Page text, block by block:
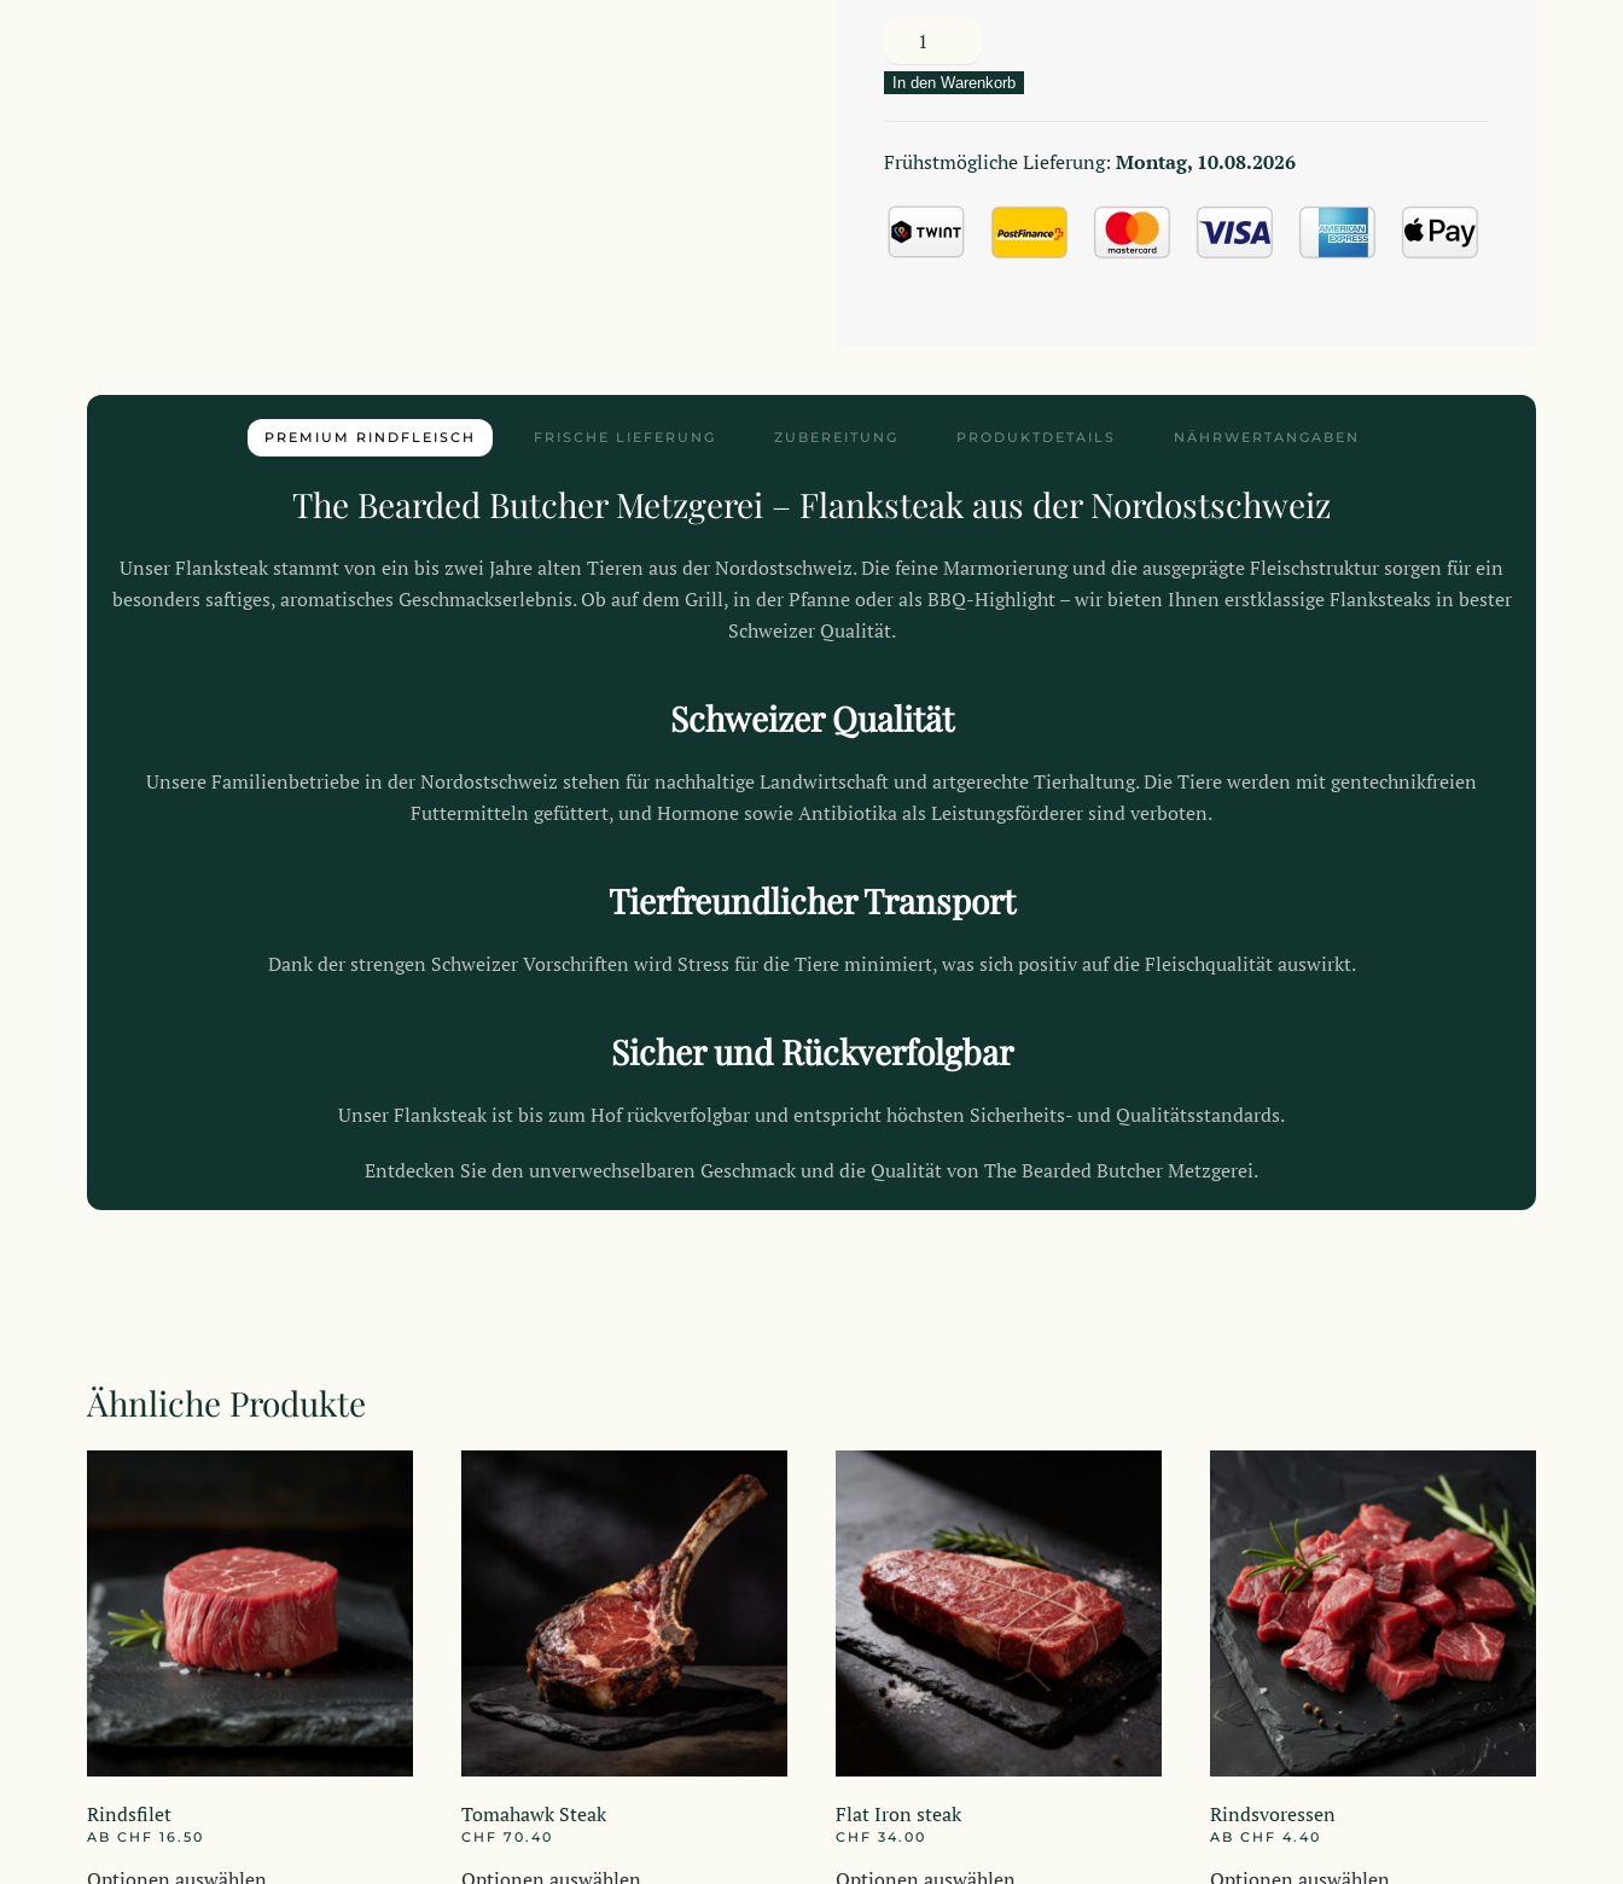
Flanksteaks
In den Warenkorb
Frühstmögliche Lieferung: Montag, 10.08.2026
PREMIUM RINDFLEISCH FRISCHE LIEFERUNG ZUBEREITUNG PRODUKTDETAILS NÄHRWERTANGABEN
The Bearded Butcher Metzgerei – Flanksteak aus der Nordostschweiz
Unser Flanksteak stammt von ein bis zwei Jahre alten Tieren aus der Nordostschweiz. Die feine Marmorierung und die ausgeprägte Fleischstruktur sorgen für ein
besonders saftiges, aromatisches Geschmackserlebnis. Ob auf dem Grill, in der Pfanne oder als BBQ-Highlight – wir bieten Ihnen erstklassige Flanksteaks in bester
Schweizer Qualität.
Schweizer Qualität
Unsere Familienbetriebe in der Nordostschweiz stehen für nachhaltige Landwirtschaft und artgerechte Tierhaltung. Die Tiere werden mit gentechnikfreien
Futtermitteln gefüttert, und Hormone sowie Antibiotika als Leistungsförderer sind verboten.
Tierfreundlicher Transport
Dank der strengen Schweizer Vorschriften wird Stress für die Tiere minimiert, was sich positiv auf die Fleischqualität auswirkt.
Sicher und Rückverfolgbar
Unser Flanksteak ist bis zum Hof rückverfolgbar und entspricht höchsten Sicherheits- und Qualitätsstandards.
Entdecken Sie den unverwechselbaren Geschmack und die Qualität von The Bearded Butcher Metzgerei.
Ähnliche Produkte
Rindsfilet
AB CHF 16.50
Tomahawk Steak
CHF 70.40
Flat Iron steak
CHF 34.00
Rindsvoressen
AB CHF 4.40